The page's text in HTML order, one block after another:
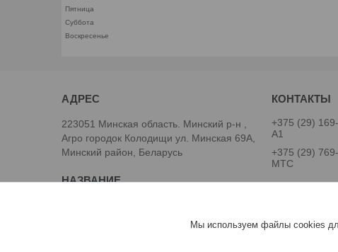
Пятница
Суббота
Воскресенье
223051 Минская область. Минский р-н ,
Агро городок Колодищи ул. Минская 69А,
Минский район, Беларусь
+375 (29)
А1
+375 (29)
МТС
Мы используем файлы cookies